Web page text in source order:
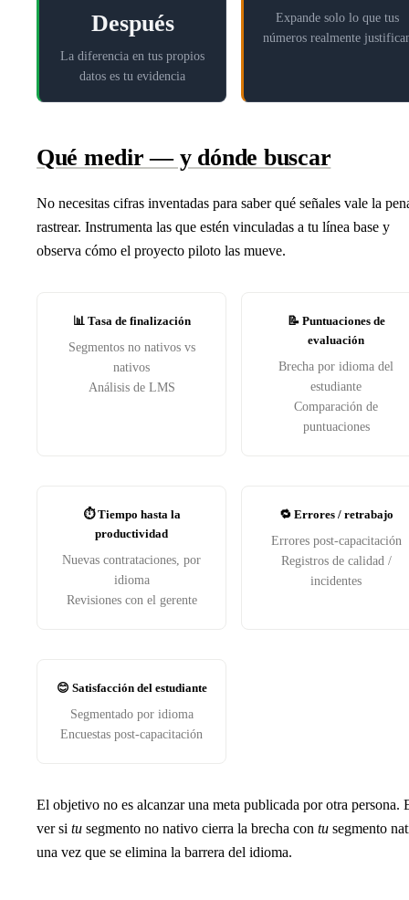
Después
La diferencia en tus propios
datos es tu evidencia
Expande solo lo que tus
números realmente
Qué medir — y dónde buscar
No necesitas cifras inventadas para saber qué señales vale la
rastrear. Instrumenta las que estén vinculadas a tu línea base y
observa cómo el proyecto piloto las mueve.
📊 Tasa de finalización
Segmentos no nativos vs
nativos
Análisis de LMS
📝 Puntuaciones de
evaluación
Brecha por idioma del
estudiante
Comparación de
puntuaciones
⏱️ Tiempo hasta la
productividad
Nuevas contrataciones, por
idioma
Revisiones con el gerente
🔁 Errores / retrabajo
Errores post-capacitación
Registros de calidad /
incidentes
😊 Satisfacción del estudiante
Segmentado por idioma
Encuestas post-capacitación
El objetivo no es alcanzar una meta publicada por otra persona.
ver si tu segmento no nativo cierra la brecha con tu segmento
una vez que se elimina la barrera del idioma.